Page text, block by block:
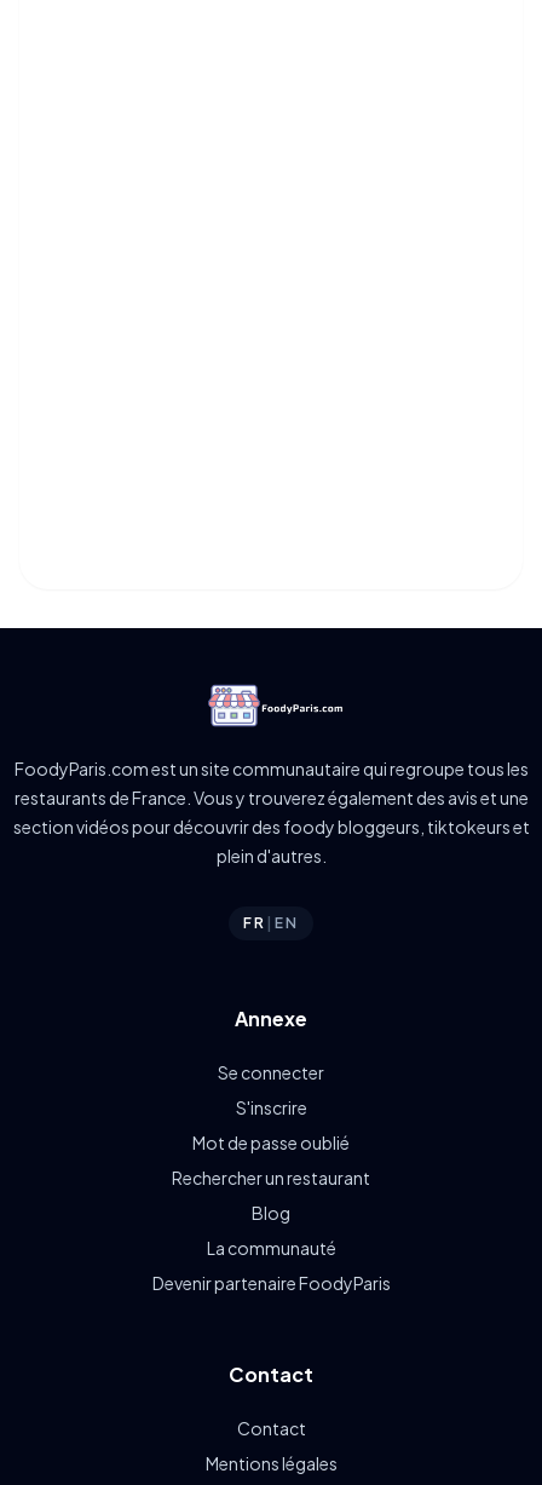
FoodyParis.com est un site communautaire qui regroupe tous les
restaurants de France. Vous y trouverez également des avis et une
section vidéos pour découvrir des foody bloggeurs, tiktokeurs et
plein d'autres.
FR |EN
Annexe
Se connecter
S'inscrire
Mot de passe oublié
Rechercher un restaurant
Blog
La communauté
Devenir partenaire FoodyParis
Contact
Contact
Mentions légales